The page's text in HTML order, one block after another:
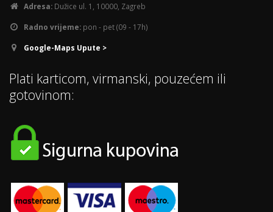
Adresa: Dužice ul. 1, 10000, Zagreb
Radno vrijeme: pon - pet (09 - 17h)
Google-Maps Upute >
Plati karticom, virmanski, pouzećem ili
gotovinom: